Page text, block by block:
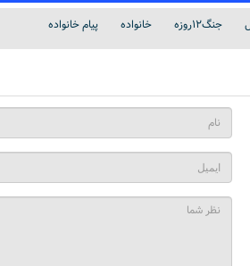
جنگ12روزه خانواده پیام خانواده